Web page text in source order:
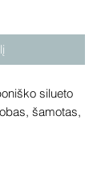
silueto
šamotas,